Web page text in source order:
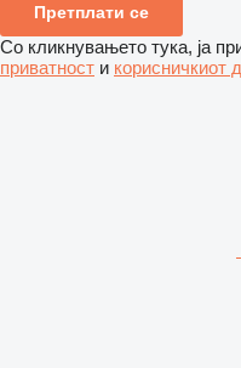
Претплати се
Со кликнувањето тука, ја
приватност и корисничкиот